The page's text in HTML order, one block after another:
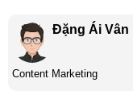
Đặng Ái Vân
Content Marketing